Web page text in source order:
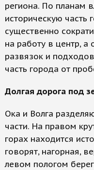
региона. По планам
историческую часть
существенно
на работу в центр,
развязок и
часть города от
Долгая дорога под
Ока и Волга
части. На правом
горах находится
говорят, нагорная,
левом пологом